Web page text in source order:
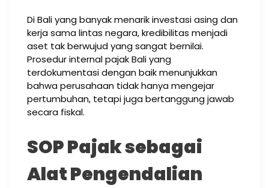
Di Bali yang banyak menarik investasi asing dan
kerja sama lintas negara, kredibilitas menjadi
aset tak berwujud yang sangat bernilai.
Prosedur internal pajak Bali yang
terdokumentasi dengan baik menunjukkan
bahwa perusahaan tidak hanya mengejar
pertumbuhan, tetapi juga bertanggung jawab
secara fiskal.
SOP Pajak sebagai
Alat Pengendalian